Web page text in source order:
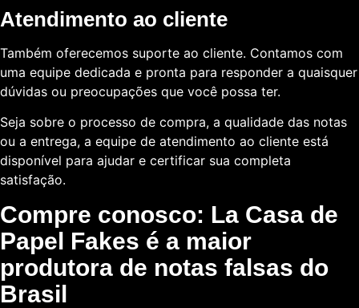
Atendimento ao cliente
Também oferecemos suporte ao cliente. Contamos com
uma equipe dedicada e pronta para responder a quaisquer
dúvidas ou preocupações que você possa ter.
Seja sobre o processo de compra, a qualidade das notas
ou a entrega, a equipe de atendimento ao cliente está
disponível para ajudar e certificar sua completa
satisfação.
Compre conosco: La Casa de
Papel Fakes é a maior
produtora de notas falsas do
Brasil